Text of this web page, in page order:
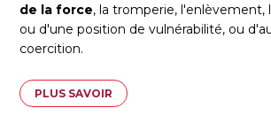
de la force, la tromperie, l'enlèvement,
ou d'une position de vulnérabilité, ou
coercition.
PLUS SAVOIR